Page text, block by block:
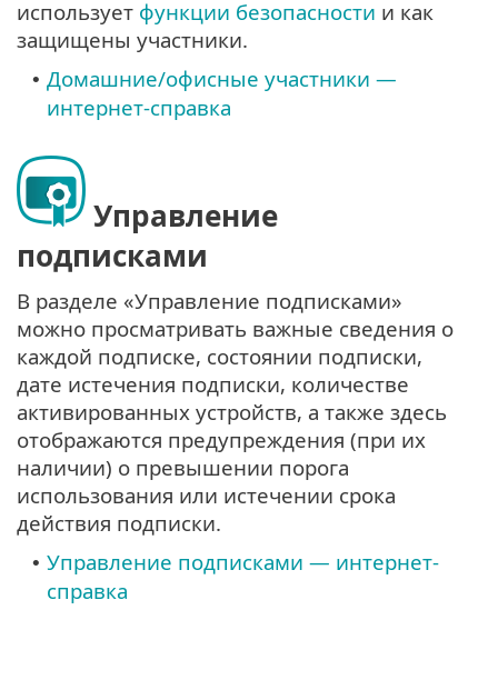
использует функции безопасности и как
защищены участники.
• Домашние/офисные участники —
интернет-справка
Управление
подписками
В разделе «Управление подписками»
можно просматривать важные сведения о
каждой подписке, состоянии подписки,
дате истечения подписки, количестве
активированных устройств, а также здесь
отображаются предупреждения (при их
наличии) о превышении порога
использования или истечении срока
действия подписки.
• Управление подписками — интернет-
справка